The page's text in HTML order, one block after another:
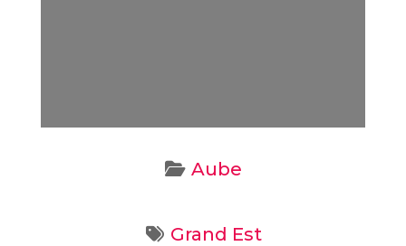
Aube
Grand Est